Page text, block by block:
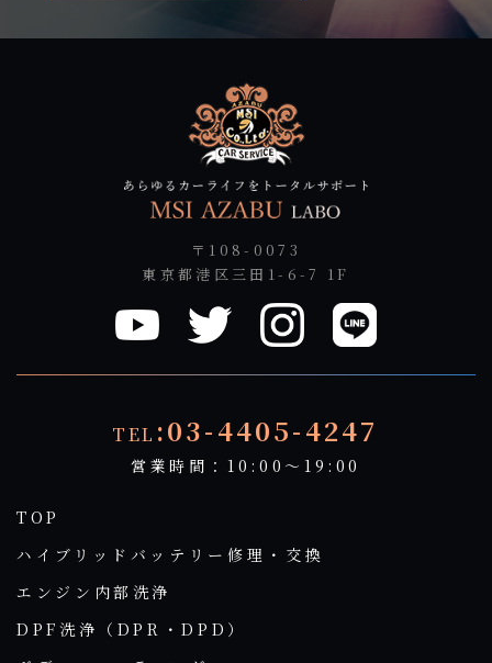
〒108-0073
東京都港区三田1-6-7 1F
TEL :03-4405-4247
営業時間：10:00～19:00
TOP
ハイブリッドバッテリー修理・交換
エンジン内部洗浄
DPF洗浄（DPR・DPD）